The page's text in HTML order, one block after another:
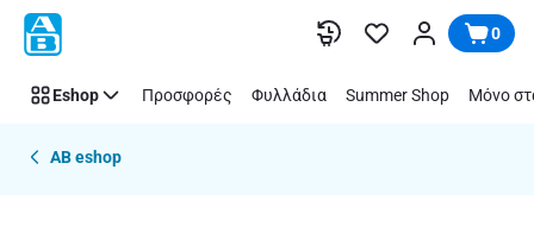
Παράλειψη 0
Eshop Προσφορές Φυλλάδια Summer Shop Μόνο
AB eshop